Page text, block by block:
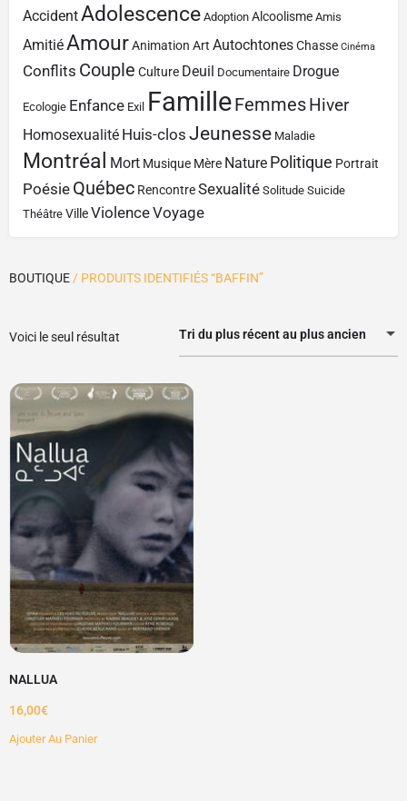
AccidentAdolescence Adoption Alcoolisme Amis
AmitiéAmourAnimation Art AutochtonesChasse Cinéma
Conflits Couple Culture Deuil Documentaire Drogue
Ecologie Enfance Exil FamilleFemmesHiver
Homosexualité Huis-clos Jeunesse Maladie
Montréal Mort Musique Mère Nature Politique Portrait
Poésie Québec RencontreSexualité Solitude Suicide
Théâtre VilleViolenceVoyage
BOUTIQUE / PRODUITS IDENTIFIÉS “BAFFIN”
Voici le seul résultat Tri du plus récent au plus ancien
NALLUA
16,00€
Ajouter Au Panier